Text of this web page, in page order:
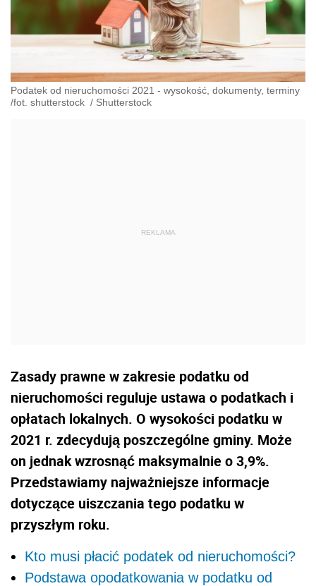
Podatek od nieruchomości 2021 - wysokość, dokumenty, terminy
/fot. shutterstock / Shutterstock
Zasady prawne w zakresie podatku od
nieruchomości reguluje ustawa o podatkach i
opłatach lokalnych. O wysokości podatku w
2021 r. zdecydują poszczególne gminy. Może
on jednak wzrosnąć maksymalnie o 3,9%.
Przedstawiamy najważniejsze informacje
dotyczące uiszczania tego podatku w
przyszłym roku.
Kto musi płacić podatek od nieruchomości?
Podstawa opodatkowania w podatku od